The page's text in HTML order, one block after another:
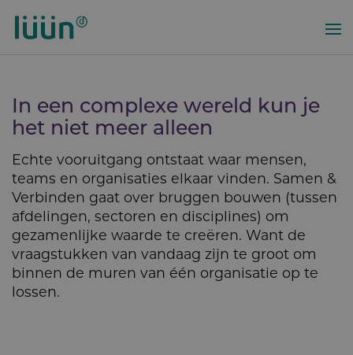
gaan
In een complexe wereld kun je
het niet meer alleen
Echte vooruitgang ontstaat waar mensen,
teams en organisaties elkaar vinden. Samen &
Verbinden gaat over bruggen bouwen (tussen
afdelingen, sectoren en disciplines) om
gezamenlijke waarde te creëren. Want de
vraagstukken van vandaag zijn te groot om
binnen de muren van één organisatie op te
lossen.